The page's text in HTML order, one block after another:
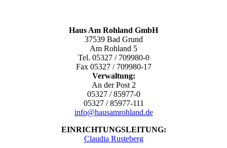
Haus Am Rohland GmbH
37539 Bad Grund
Am Rohland 5
Tel. 05327 / 709980-0
Fax 05327 / 709980-17
Verwaltung:
An der Post 2
05327 / 85977-0
05327 / 85977-111
info@hausamrohland.de
EINRICHTUNGSLEITUNG:
Claudia Rusteberg